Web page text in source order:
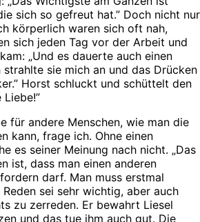
sich so gefreut hat.” Doch nicht nur
körperlich waren sich oft nah,
sich jeden Tag vor der Arbeit und
„Und es dauerte auch einen
sie mich an und das Drücken
Horst schluckt und schüttelt den
Liebe!”
für andere Menschen, wie man die
kann, frage ich. Ohne einen
es seiner Meinung nach nicht. „Das
ist, dass man einen anderen
darf. Man muss erstmal
sei sehr wichtig, aber auch
zu zerreden. Er bewahrt Liesel
und das tue ihm auch gut. Die